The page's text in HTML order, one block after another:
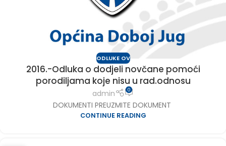
ODLUKE OV
2016.-Odluka o dodjeli novčane pomoći
porodiljama koje nisu u rad.odnosu
admin 0
DOKUMENTI PREUZMITE DOKUMENT
CONTINUE READING